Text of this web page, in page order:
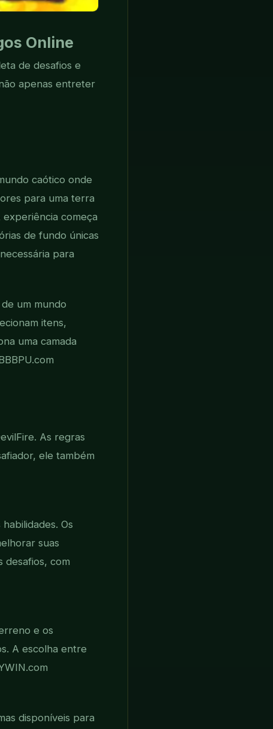
Online
de desafios e
apenas entreter
caótico onde
para uma terra
começa
de fundo únicas
para
um mundo
itens,
uma camada
As regras
ele também
Os
suas
desafios, com
e os
A escolha entre
disponíveis para